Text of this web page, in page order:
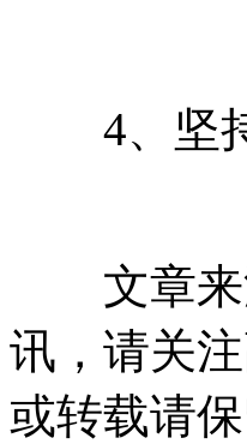
4、坚持
文章来
讯，请关
或转载请